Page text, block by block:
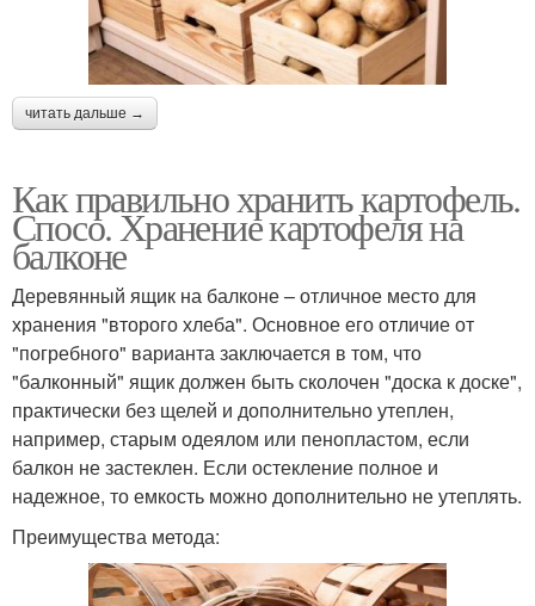
читать дальше →
Как правильно хранить картофель.
Спосо. Хранение картофеля на
балконе
Деревянный ящик на балконе – отличное место для
хранения "второго хлеба". Основное его отличие от
"погребного" варианта заключается в том, что
"балконный" ящик должен быть сколочен "доска к доске",
практически без щелей и дополнительно утеплен,
например, старым одеялом или пенопластом, если
балкон не застеклен. Если остекление полное и
надежное, то емкость можно дополнительно не утеплять.
Преимущества метода: